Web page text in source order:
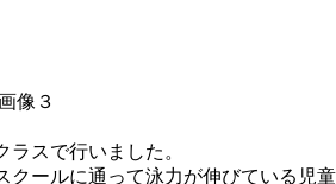
スで行いました。
ールに通って泳力が伸びている児